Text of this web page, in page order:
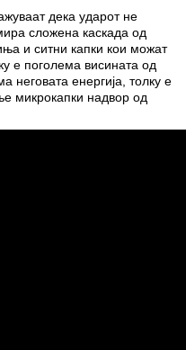
дека ударот не
сложена каскада од
и ситни капки кои можат
е поголема висината од
неговата енергија, толку е
микрокапки надвор од